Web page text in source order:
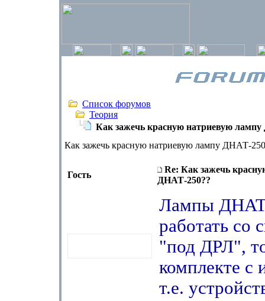
Список форумов
Теория
Как зажечь красную натриевую
Как зажечь красную натриевую лампу ДНАТ-
Гость
Re: Как зажечь
ДНАТ-250??
Лампы ДНАТ
работать со
"под ДРЛ",
комплекте с
т.е.